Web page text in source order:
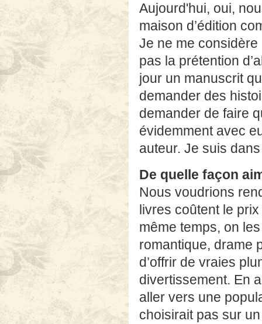
Aujourd'hui, oui,
maison d’édition
Je ne me considère
pas la prétention
jour un manuscrit
demander des
demander de faire
évidemment avec
auteur. Je suis dans
De quelle façon
Nous voudrions
livres coûtent le
même temps, on
romantique, drame
d’offrir de vraies
divertissement. En
aller vers une
choisirait pas sur